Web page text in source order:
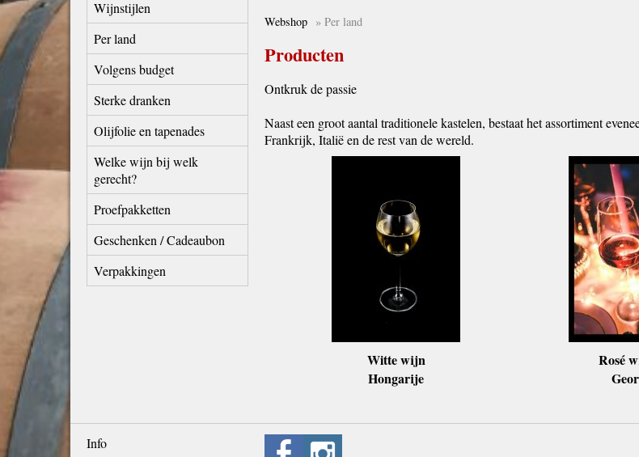
Wijnstijlen
Per land
Volgens budget
Sterke dranken
Olijfolie en tapenades
Welke wijn bij welk
gerecht?
Proefpakketten
Geschenken / Cadeaubon
Verpakkingen
Webshop » Per land
Producten
Ontkruk de passie
Naast een groot aantal traditionele kastelen, bestaat het assortiment
Frankrijk, Italië en de rest van de wereld.
Witte wijn Rosé
Hongarije
Info